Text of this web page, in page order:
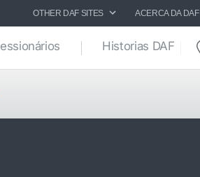
OTHER DAF SITES ACERCA DA DAF
Historias DAF